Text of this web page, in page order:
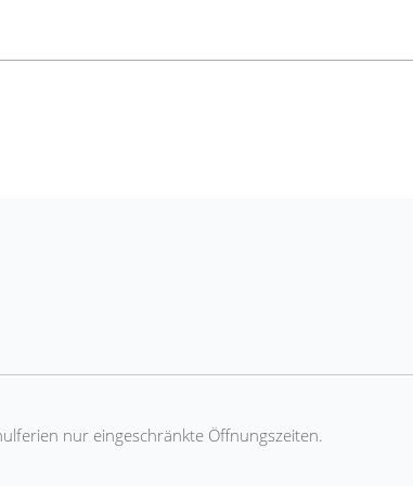
nur eingeschränkte Öffnungszeiten.